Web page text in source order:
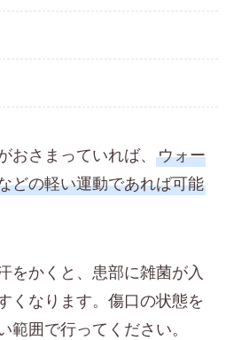
さまっていれば、 ウォー
どの軽い運動であれば可能
をかくと、患部に雑菌が入
くなります。傷口の状態を
囲で行ってください。